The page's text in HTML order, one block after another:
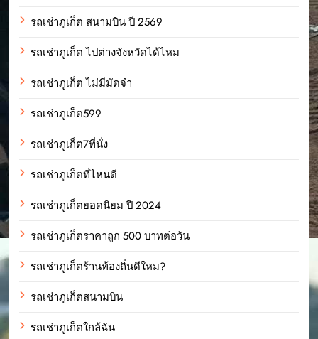
รถเช่าภูเก็ต สนามบิน ปี 2569
รถเช่าภูเก็ต ไปต่างจังหวัดได้ไหม
รถเช่าภูเก็ต ไม่มีมัดจำ
รถเช่าภูเก็ต599
รถเช่าภูเก็ต7ที่นั่ง
รถเช่าภูเก็ตที่ไหนดี
รถเช่าภูเก็ตยอดนิยม ปี 2024
รถเช่าภูเก็ตราคาถูก 500 บาทต่อวัน
รถเช่าภูเก็ตร้านท้องถิ่นดีใหม?
รถเช่าภูเก็ตสนามบิน
รถเช่าภูเก็ตใกล้ฉัน